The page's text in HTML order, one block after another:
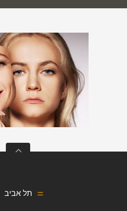
תל אביב